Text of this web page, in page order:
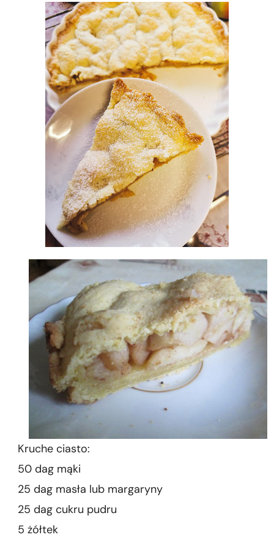
Kruche ciasto:
50 dag mąki
25 dag masła lub margaryny
25 dag cukru pudru
5 żółtek